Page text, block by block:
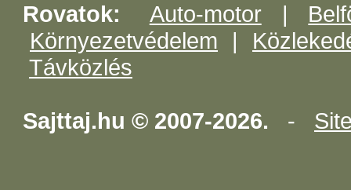
Rovatok: Auto-motor|
Környezetvédelem |
Távközlés
Sajttaj.hu © 2007-2026. -